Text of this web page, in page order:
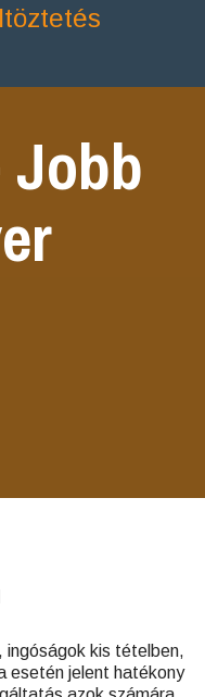
Jobb
kis tételben,
esetén jelent hatékony